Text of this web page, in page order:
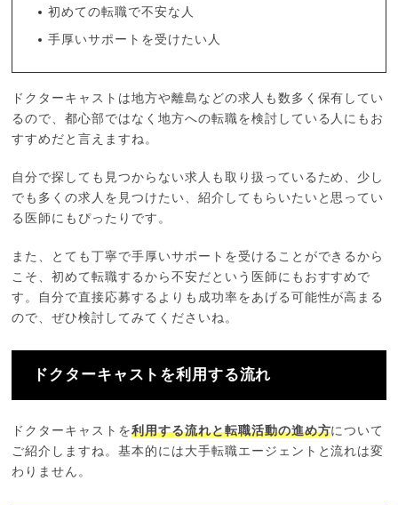
初めての転職で不安な人
手厚いサポートを受けたい人
ドクターキャストは地方や離島などの求人も数多く保有してい
るので、都心部ではなく地方への転職を検討している人にもお
すすめだと言えますね。
自分で探しても見つからない求人も取り扱っているため、少し
でも多くの求人を見つけたい、紹介してもらいたいと思ってい
る医師にもぴったりです。
また、とても丁寧で手厚いサポートを受けることができるから
こそ、初めて転職するから不安だという医師にもおすすめで
す。自分で直接応募するよりも成功率をあげる可能性が高まる
ので、ぜひ検討してみてくださいね。
ドクターキャストを利用する流れ
ドクターキャストを利用する流れと転職活動の進め方について
ご紹介しますね。基本的には大手転職エージェントと流れは変
わりません。